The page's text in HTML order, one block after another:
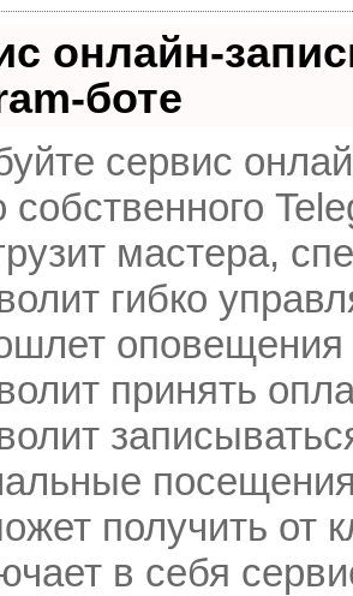
онлайн-
боте
сервис
собственного
мастера,
гибко
оповещения
принять
получить от
в себя